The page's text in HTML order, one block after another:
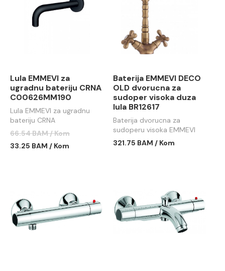
Lula EMMEVI za
ugradnu bateriju CRNA
C00626MM190
Lula EMMEVI za ugradnu
bateriju CRNA
C00626MM190
66.54 BAM / Kom
33.25 BAM / Kom
Baterija EMMEVI DECO
OLD dvorucna za
sudoper visoka duza
lula BR12617
Baterija dvorucna za
sudoperu visoka EMMEVI
DECO OLD duza lula BR12617
321.75 BAM / Kom